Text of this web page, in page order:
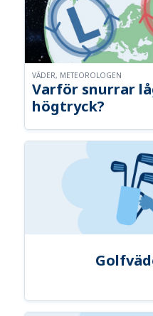
Varför snurrar
högtryck?
VÄDER, METEOROLOGEN